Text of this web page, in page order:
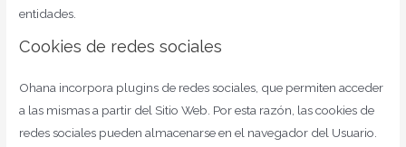
entidades.
Cookies de redes sociales
Ohana incorpora plugins de redes sociales, que permiten acceder
a las mismas a partir del Sitio Web. Por esta razón, las cookies de
redes sociales pueden almacenarse en el navegador del Usuario.